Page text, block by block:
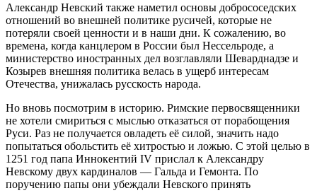
Александр Невский также наметил основы добрососедских
отношений во внешней политике русичей, которые не
потеряли своей ценности и в наши дни. К сожалению, во
времена, когда канцлером в России был Нессельроде, а
министерство иностранных дел возглавляли Шеварднадзе и
Козырев внешняя политика велась в ущерб интересам
Отечества, унижалась русскость народа.
Но вновь посмотрим в историю. Римские первосвященники
не хотели смириться с мыслью отказаться от порабощения
Руси. Раз не получается овладеть её силой, значить надо
попытаться обольстить её хитростью и ложью. С этой целью в
1251 год папа Иннокентий IV прислал к Александру
Невскому двух кардиналов — Гальда и Гемонта. По
поручению папы они убеждали Невского принять